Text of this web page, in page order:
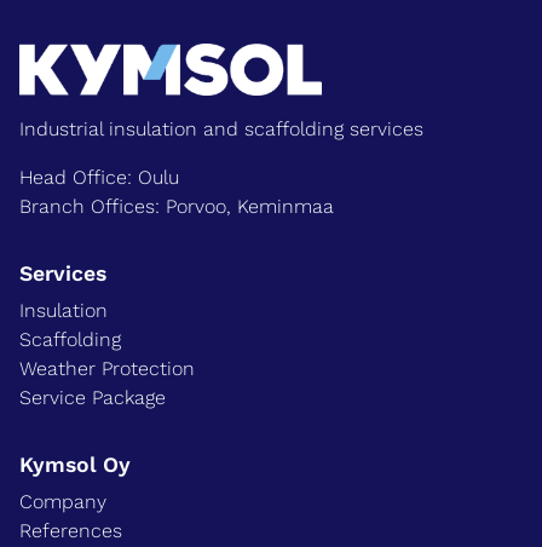
Industrial insulation and scaffolding services
Head Office: Oulu
Branch Offices: Porvoo, Keminmaa
Services
Insulation
Scaffolding
Weather Protection
Service Package
Kymsol Oy
Company
References